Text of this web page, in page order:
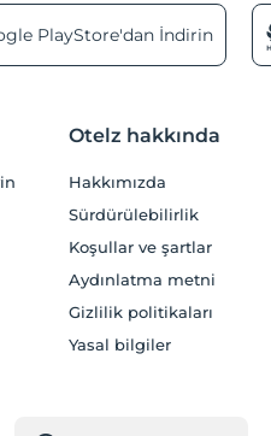
PlayStore'dan İndirin
Otelz hakkında
Hakkımızda
Sürdürülebilirlik
Koşullar ve şartlar
Aydınlatma metni
Gizlilik politikaları
Yasal bilgiler